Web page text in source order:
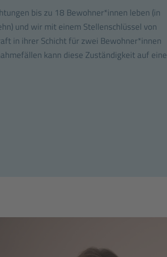
bis zu 18 Bewohner*innen leben (in
und wir mit einem Stellenschlüssel von
in ihrer Schicht für zwei Bewohner*innen
kann diese Zuständigkeit auf eine